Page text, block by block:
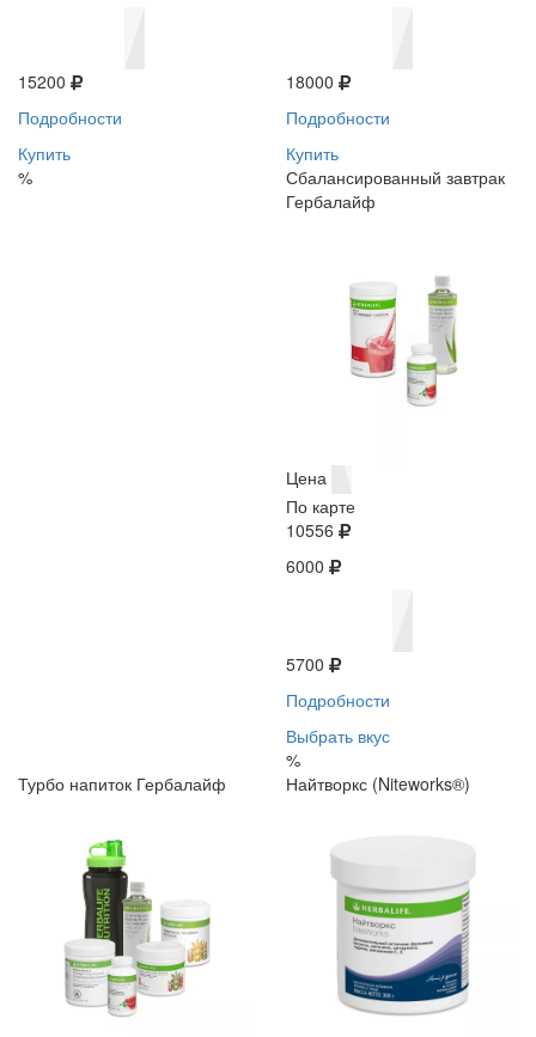
15200
Подробности
Купить
%
18000
Подробности
Купить
Сбалансированный завтрак
Гербалайф
Цена
По карте
10556
6000
5700
Подробности
Выбрать вкус
%
Турбо напиток Гербалайф
Найтворкс (Niteworks®)